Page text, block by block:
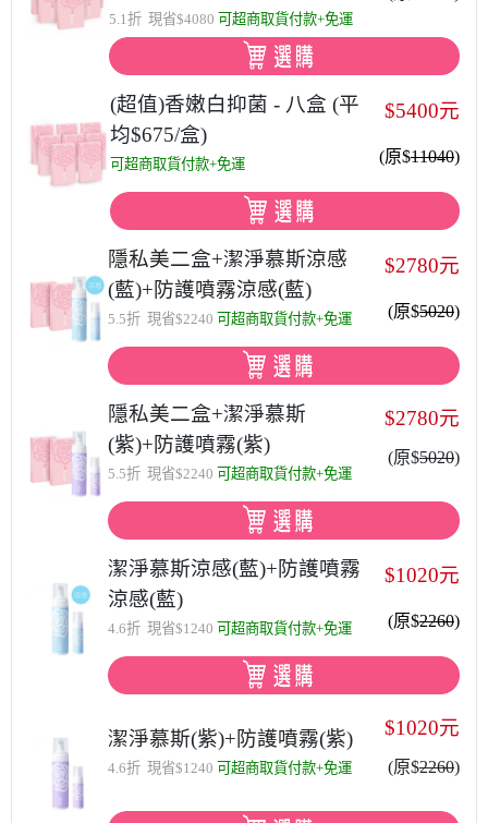
5.1折 現省$4080 可超商取貨付款+免運
(超值)香嫩白抑菌 - 八盒 (平
均$675/盒)
可超商取貨付款+免運
$5400元
(原$11040)
隱私美二盒+潔淨慕斯涼感
(藍)+防護噴霧涼感(藍)
5.5折 現省$2240 可超商取貨付款+免運
$2780元
(原$5020)
隱私美二盒+潔淨慕斯
(紫)+防護噴霧(紫)
5.5折 現省$2240 可超商取貨付款+免運
$2780元
(原$5020)
潔淨慕斯涼感(藍)+防護噴霧
涼感(藍)
4.6折 現省$1240 可超商取貨付款+免運
$1020元
(原$2260)
潔淨慕斯(紫)+防護噴霧(紫)
4.6折 現省$1240 可超商取貨付款+免運
$1020元
(原$2260)